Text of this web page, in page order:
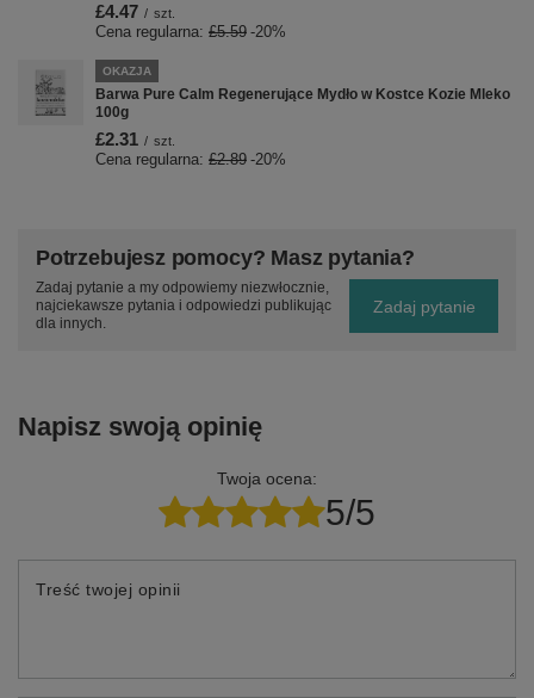
£4.47 / szt.
Cena regularna: £5.59 -20%
OKAZJA
Barwa Pure Calm Regenerujące Mydło w Kostce Kozie Mleko
100g
£2.31 / szt.
Cena regularna: £2.89 -20%
Potrzebujesz pomocy? Masz pytania?
Zadaj pytanie a my odpowiemy niezwłocznie,
najciekawsze pytania i odpowiedzi publikując
dla innych.
Zadaj pytanie
Napisz swoją opinię
Twoja ocena:
5/5
Treść twojej opinii